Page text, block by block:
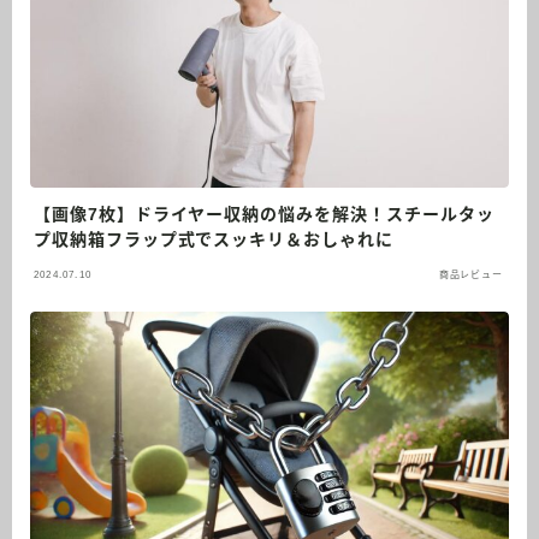
【画像7枚】ドライヤー収納の悩みを解決！スチールタッ
プ収納箱フラップ式でスッキリ＆おしゃれに
2024.07.10 商品レビュー